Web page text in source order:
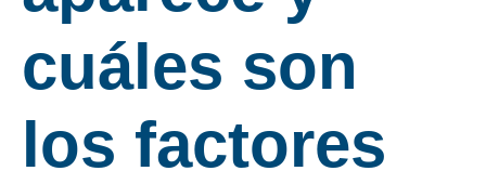
cuáles son
los factores